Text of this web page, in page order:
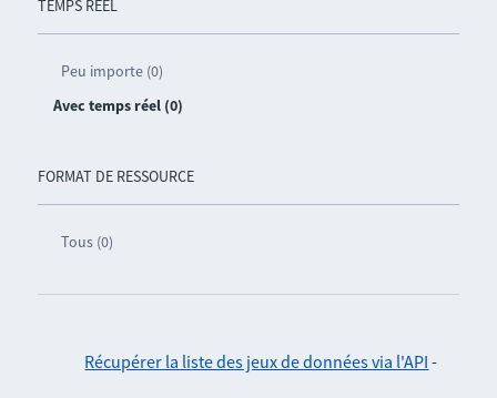
TEMPS RÉEL
Peu importe (0)
Avec temps réel (0)
FORMAT DE RESSOURCE
Tous (0)
Récupérer la liste des jeux de données via l'API -